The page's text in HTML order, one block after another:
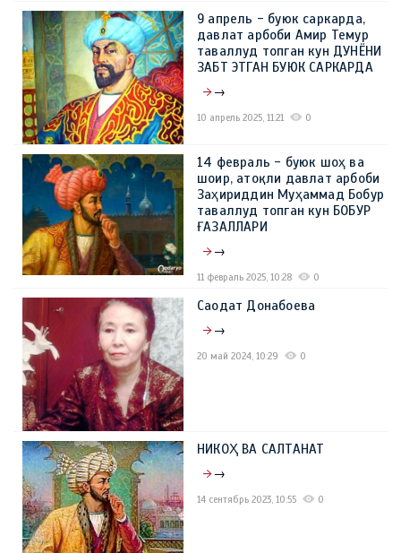
9 апрель - буюк саркарда,
давлат арбоби Амир Темур
таваллуд топган кун ДУНЁНИ
ЗАБТ ЭТГАН БУЮК САРКАРДА
→
10 апрель 2025, 11:21 0
14 февраль - буюк шоҳ ва
шоир, атоқли давлат арбоби
Заҳириддин Муҳаммад Бобур
таваллуд топган кун БОБУР
ҒАЗАЛЛАРИ
→
11 февраль 2025, 10:28 0
Саодат Донабоева
→
20 май 2024, 10:29 0
НИКОҲ ВА САЛТАНАТ
→
14 сентябрь 2023, 10:55 0